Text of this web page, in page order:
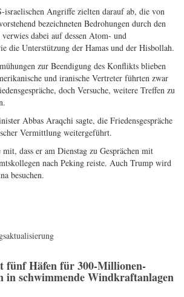
Angriffe zielten darauf ab, die von
bezeichneten Bedrohungen durch den
dabei auf dessen Atom- und
die Unterstützung der Hamas und der Hisbollah.
zur Beendigung des Konflikts blieben
und iranische Vertreter führten zwar
doch Versuche, weitere Treffen zu
Abbas Araqchi sagte, die Friedensgespräche
Vermittlung weitergeführt.
dass er am Dienstag zu Gesprächen mit
nach Peking reiste. Auch Trump wird
besuchen.
fünf Häfen für 300-Millionen-
in schwimmende Windkraftanlagen